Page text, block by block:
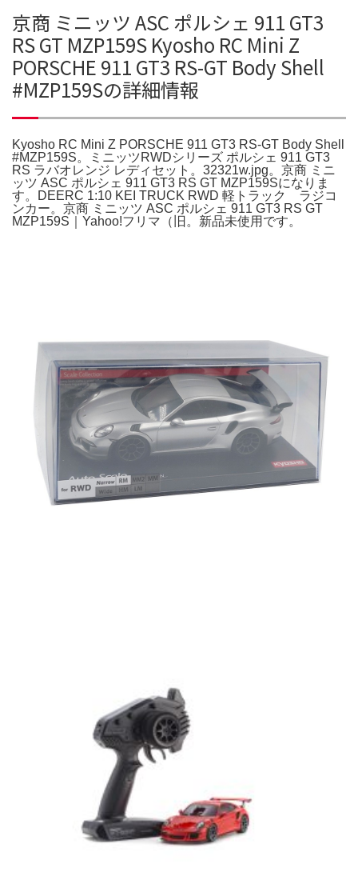
京商 ミニッツ ASC ポルシェ 911 GT3
RS GT MZP159S Kyosho RC Mini Z
PORSCHE 911 GT3 RS-GT Body Shell
#MZP159Sの詳細情報
Kyosho RC Mini Z PORSCHE 911 GT3 RS-GT Body Shell
#MZP159S。ミニッツRWDシリーズ ポルシェ 911 GT3
RS ラバオレンジ レディセット。32321w.jpg。京商 ミニ
ッツ ASC ポルシェ 911 GT3 RS GT MZP159Sになりま
す。DEERC 1:10 KEI TRUCK RWD 軽トラック ラジコ
ンカー。京商 ミニッツ ASC ポルシェ 911 GT3 RS GT
MZP159S｜Yahoo!フリマ（旧。新品未使用です。